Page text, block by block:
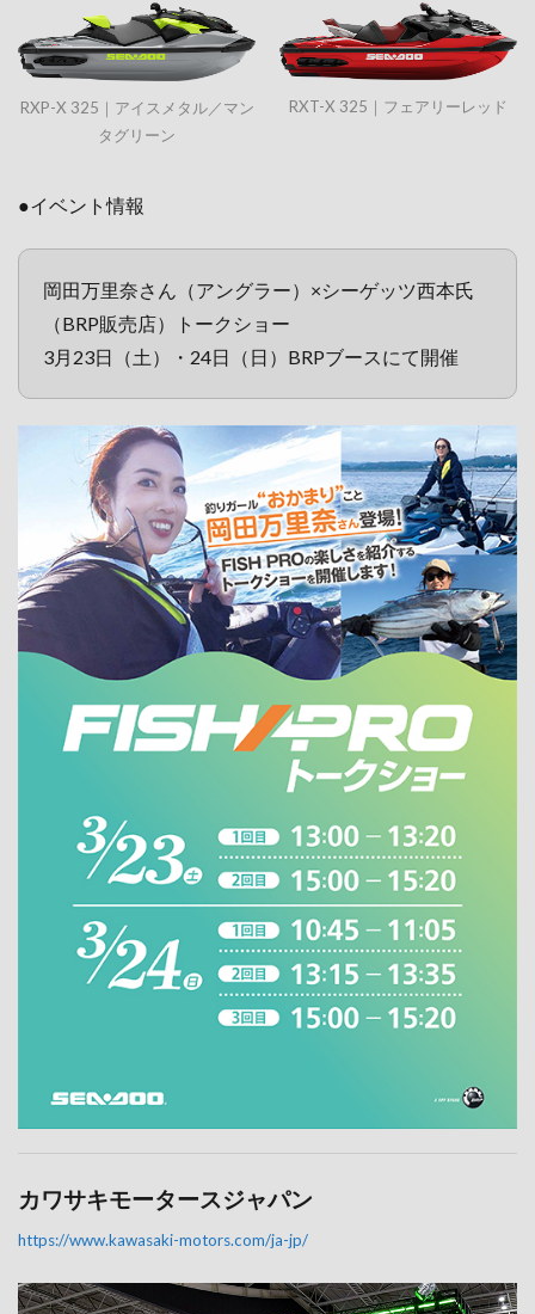
RXP-X 325｜アイスメタル／マン
タグリーン
RXT-X 325｜フェアリーレッド
●イベント情報
岡田万里奈さん（アングラー）×シーゲッツ西本氏
（BRP販売店）トークショー
3月23日（土）・24日（日）BRPブースにて開催
カワサキモータースジャパン
https://www.kawasaki-motors.com/ja-jp/